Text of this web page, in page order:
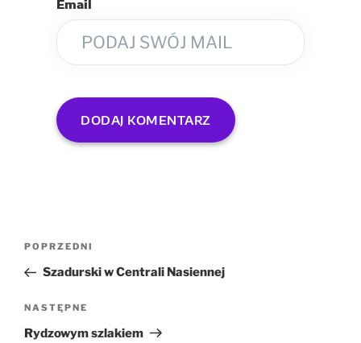
Email
POPRZEDNI
Szadurski w Centrali Nasiennej
NASTĘPNE
Rydzowym szlakiem